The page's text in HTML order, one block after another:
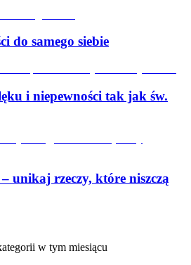
do samego siebie
i niepewności tak jak św.
unikaj rzeczy, które niszczą
w tym miesiącu